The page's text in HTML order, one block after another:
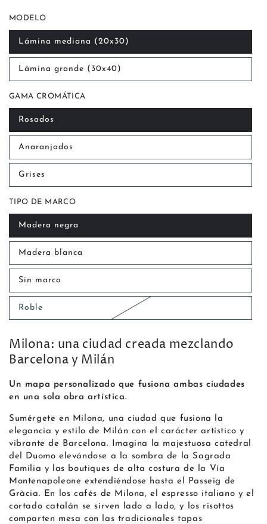
MODELO
Lámina mediana (20x30)
Lámina grande (30x40)
GAMA CROMÁTICA
Rosados
Anaranjados
Grises
TIPO DE MARCO
Madera negra
Madera blanca
Sin marco
Roble
Milona: una ciudad creada mezclando
Barcelona y Milán
Un mapa personalizado que fusiona ambas ciudades
en una sola obra artística.
Sumérgete en Milona, una ciudad que fusiona la
elegancia y estilo de Milán con el carácter artístico y
vibrante de Barcelona. Imagina la majestuosa catedral
del Duomo elevándose a la sombra de la Sagrada
Familia y las boutiques de alta costura de la Vía
Montenapoleone extendiéndose hasta el Passeig de
Gràcia. En los cafés de Milona, el espresso italiano y el
cortado catalán se sirven lado a lado, y los risottos
comparten mesa con las tradicionales tapas